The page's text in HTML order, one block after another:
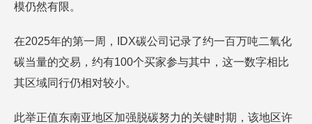
模仍然有限。
在2025年的第一周，IDX碳公司记录了约一百万吨二氧化
碳当量的交易，约有100个买家参与其中，这一数字相比
其区域同行仍相对较小。
此举正值东南亚地区加强脱碳努力的关键时期，该地区许